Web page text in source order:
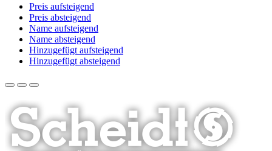
Preis aufsteigend
Preis absteigend
Name aufsteigend
Name absteigend
Hinzugefügt aufsteigend
Hinzugefügt absteigend